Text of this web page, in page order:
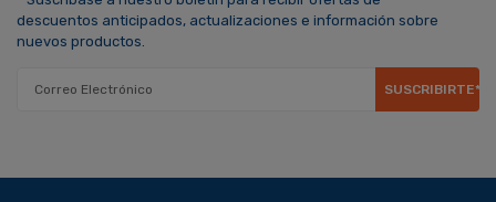
descuentos anticipados, actualizaciones e información sobre
nuevos productos.
SUSCRIBIRTE*